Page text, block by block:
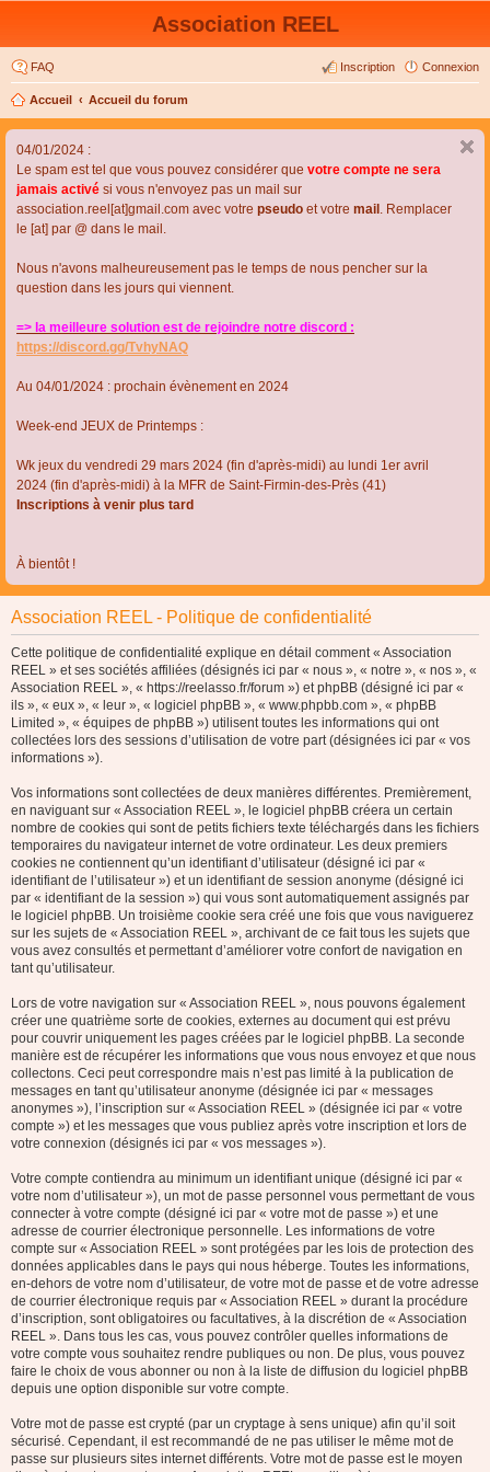
Association REEL
FAQ Connexion
Inscription
Accueil Accueil du forum
04/01/2024 :
Le spam est tel que vous pouvez considérer que votre compte ne sera
jamais activé si vous n'envoyez pas un mail sur
association.reel[at]gmail.com avec votre pseudo et votre mail . Remplacer
le [at] par @ dans le mail.
Nous n'avons malheureusement pas le temps de nous pencher sur la
question dans les jours qui viennent.
=> la meilleure solution est de rejoindre notre discord :
https://discord.gg/TvhyNAQ
Au 04/01/2024 : prochain évènement en 2024
Week-end JEUX de Printemps :
Wk jeux du vendredi 29 mars 2024 (fin d'après-midi) au lundi 1er avril
2024 (fin d'après-midi) à la MFR de Saint-Firmin-des-Près (41)
Inscriptions à venir plus tard
À bientôt !
Association REEL - Politique de confidentialité
Cette politique de confidentialité explique en détail comment « Association
REEL » et ses sociétés affiliées (désignés ici par « nous », « notre », « nos », «
Association REEL », « https://reelasso.fr/forum ») et phpBB (désigné ici par «
ils », « eux », « leur », « logiciel phpBB », « www.phpbb.com », « phpBB
Limited », « équipes de phpBB ») utilisent toutes les informations qui ont
collectées lors des sessions d’utilisation de votre part (désignées ici par « vos
informations »).
Vos informations sont collectées de deux manières différentes. Premièrement,
en naviguant sur « Association REEL », le logiciel phpBB créera un certain
nombre de cookies qui sont de petits fichiers texte téléchargés dans les fichiers
temporaires du navigateur internet de votre ordinateur. Les deux premiers
cookies ne contiennent qu’un identifiant d’utilisateur (désigné ici par «
identifiant de l’utilisateur ») et un identifiant de session anonyme (désigné ici
par « identifiant de la session ») qui vous sont automatiquement assignés par
le logiciel phpBB. Un troisième cookie sera créé une fois que vous naviguerez
sur les sujets de « Association REEL », archivant de ce fait tous les sujets que
vous avez consultés et permettant d’améliorer votre confort de navigation en
tant qu’utilisateur.
Lors de votre navigation sur « Association REEL », nous pouvons également
créer une quatrième sorte de cookies, externes au document qui est prévu
pour couvrir uniquement les pages créées par le logiciel phpBB. La seconde
manière est de récupérer les informations que vous nous envoyez et que nous
collectons. Ceci peut correspondre mais n’est pas limité à la publication de
messages en tant qu’utilisateur anonyme (désignée ici par « messages
anonymes »), l’inscription sur « Association REEL » (désignée ici par « votre
compte ») et les messages que vous publiez après votre inscription et lors de
votre connexion (désignés ici par « vos messages »).
Votre compte contiendra au minimum un identifiant unique (désigné ici par «
votre nom d’utilisateur »), un mot de passe personnel vous permettant de vous
connecter à votre compte (désigné ici par « votre mot de passe ») et une
adresse de courrier électronique personnelle. Les informations de votre
compte sur « Association REEL » sont protégées par les lois de protection des
données applicables dans le pays qui nous héberge. Toutes les informations,
en-dehors de votre nom d’utilisateur, de votre mot de passe et de votre adresse
de courrier électronique requis par « Association REEL » durant la procédure
d’inscription, sont obligatoires ou facultatives, à la discrétion de « Association
REEL ». Dans tous les cas, vous pouvez contrôler quelles informations de
votre compte vous souhaitez rendre publiques ou non. De plus, vous pouvez
faire le choix de vous abonner ou non à la liste de diffusion du logiciel phpBB
depuis une option disponible sur votre compte.
Votre mot de passe est crypté (par un cryptage à sens unique) afin qu’il soit
sécurisé. Cependant, il est recommandé de ne pas utiliser le même mot de
passe sur plusieurs sites internet différents. Votre mot de passe est le moyen